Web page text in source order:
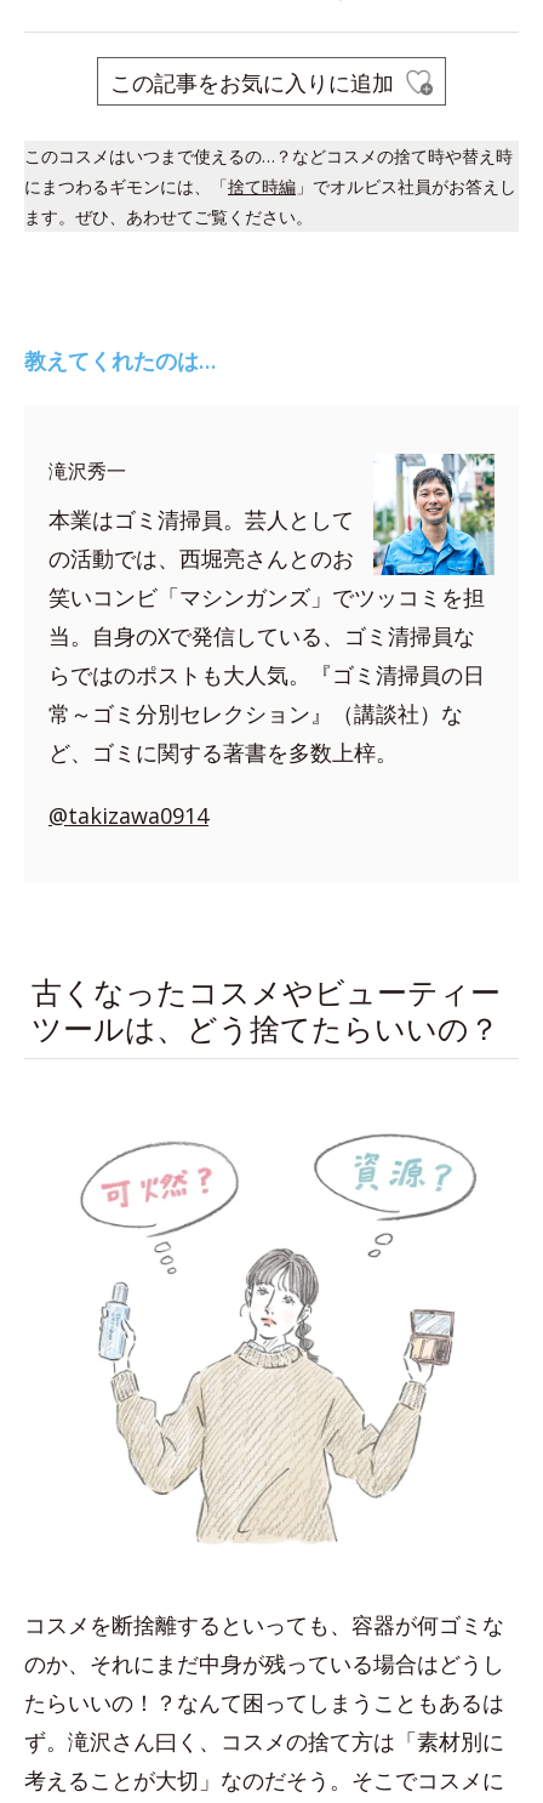
この記事をお気に入りに追加
このコスメはいつまで使えるの…？などコスメの捨て時や替え時
にまつわるギモンには、「捨て時編 」でオルビス社員がお答えし
ます。ぜひ、あわせてご覧ください。
教えてくれたのは…
滝沢秀一
本業はゴミ清掃員。芸人として
の活動では、西堀亮さんとのお
笑いコンビ「マシンガンズ」でツッコミを担
当。自身のXで発信している、ゴミ清掃員な
らではのポストも大人気。『ゴミ清掃員の日
常～ゴミ分別セレクション』（講談社）な
ど、ゴミに関する著書を多数上梓。
@takizawa0914
古くなったコスメやビューティー
ツールは、どう捨てたらいいの？
コスメを断捨離するといっても、容器が何ゴミな
のか、それにまだ中身が残っている場合はどうし
たらいいの！？なんて困ってしまうこともあるは
ず。滝沢さん曰く、コスメの捨て方は「素材別に
考えることが大切」なのだそう。そこでコスメに